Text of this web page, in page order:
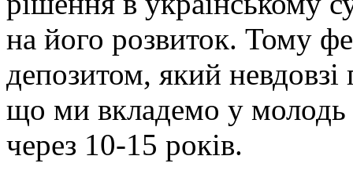
на його розвиток. Тому
депозитом, який
що ми вкладемо у молодь
через 10-15 років.